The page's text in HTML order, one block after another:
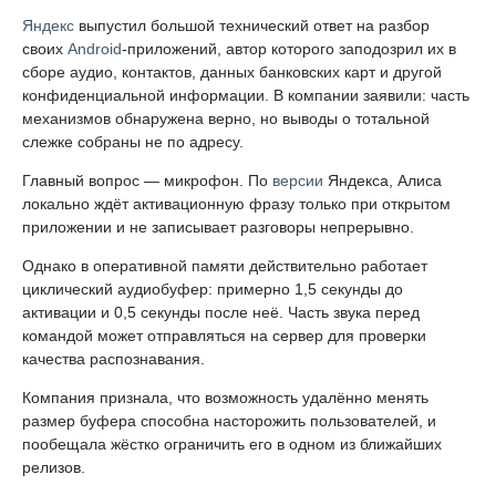
Яндекс выпустил большой технический ответ на разбор
своих Android-приложений, автор которого заподозрил их в
сборе аудио, контактов, данных банковских карт и другой
конфиденциальной информации. В компании заявили: часть
механизмов обнаружена верно, но выводы о тотальной
слежке собраны не по адресу.
Главный вопрос — микрофон. По версии Яндекса, Алиса
локально ждёт активационную фразу только при открытом
приложении и не записывает разговоры непрерывно.
Однако в оперативной памяти действительно работает
циклический аудиобуфер: примерно 1,5 секунды до
активации и 0,5 секунды после неё. Часть звука перед
командой может отправляться на сервер для проверки
качества распознавания.
Компания признала, что возможность удалённо менять
размер буфера способна насторожить пользователей, и
пообещала жёстко ограничить его в одном из ближайших
релизов.